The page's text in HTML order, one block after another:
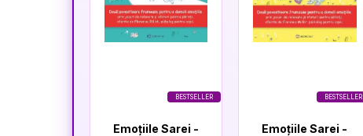
BESTSELLER
Emoțiile Sarei -
BESTSELLER
Emoțiile Sarei -